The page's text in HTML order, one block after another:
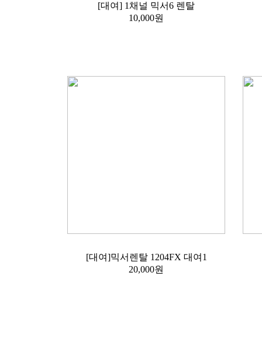
[대여] 1채널 믹서6 렌탈
10,000원
[대여]믹서렌탈 1204FX 대여1
20,000원